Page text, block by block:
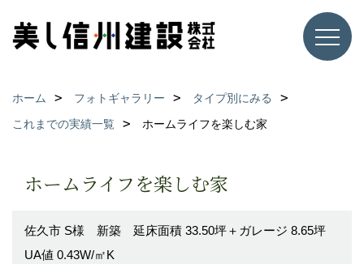
ホーム フォトギャラリー
タイプ別にみる
これまでの実績一覧
ホームライフを楽しむ家
ホームライフを楽しむ家
佐久市 S様 新築 延床面積 33.50坪＋ガレージ 8.65坪
UA値 0.43W/㎡K